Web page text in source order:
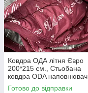
Ковдра ОДА літня Євро
200*215 см., Стьобана
ковдра ODA наповнювач
хлопок - Хлопкопон
Готово до відправки